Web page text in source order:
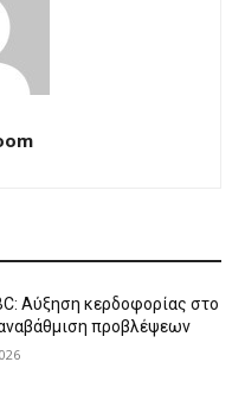
Αύξηση κερδοφορίας στο
προβλέψεων